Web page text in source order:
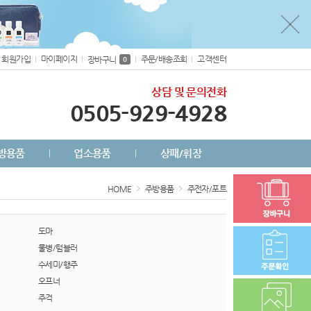
회원가입 마이페이지 장바구니 0 주문/배송조회 고객센터
상담 및 문의전화
0505-929-4928
용품 업소용품 상패/휘장
HOME 주방용품 주전자/포트
도마
물병/텀블러
수세미/행주
오프너
주걱